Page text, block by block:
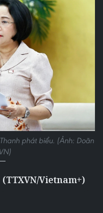
phát biểu. (Ảnh: Doãn
(TTXVN/Vietnam+)